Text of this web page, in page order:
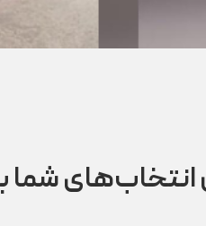
انتخاب‌های شما